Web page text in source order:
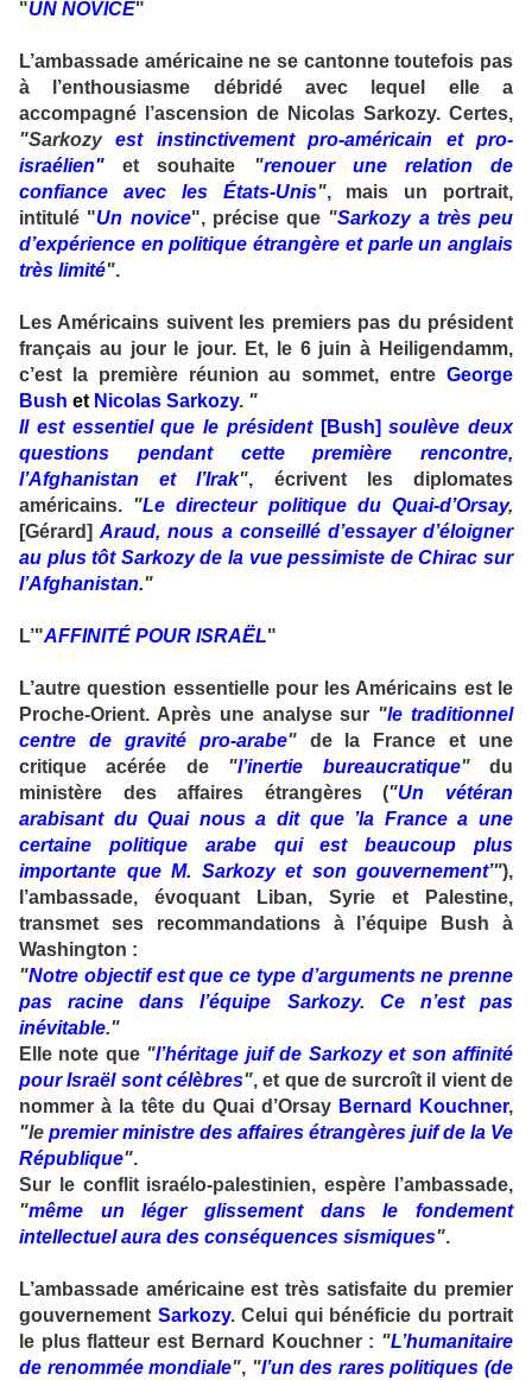
"UN NOVICE"
L’ambassade américaine ne se cantonne toutefois pas
à l’enthousiasme débridé avec lequel elle a
accompagné l’ascension de Nicolas Sarkozy. Certes,
"Sarkozyest instinctivement pro-américain et pro-
israélien" et souhaite "renouer une relation de
confiance avec les États-Unis", mais un portrait,
intitulé "Un novice", précise que "Sarkozy a très peu
d’expérience en politique étrangère et parle un anglais
très limité".
Les Américains suivent les premiers pas du président
français au jour le jour. Et, le 6 juin à Heiligendamm,
c’est la première réunion au sommet, entre George
Bush et Nicolas Sarkozy. "
Il est essentiel que le président[Bush] soulève deux
questions pendant cette première rencontre,
l’Afghanistan et l’Irak", écrivent les diplomates
américains. "Le directeur politique du Quai-d’Orsay,
[Gérard]Araud, nous a conseillé d’essayer d’éloigner
au plus tôt Sarkozy de la vue pessimiste de Chirac sur
l’Afghanistan."
L’"AFFINITÉ POUR ISRAËL"
L’autre question essentielle pour les Américains est le
Proche-Orient. Après une analyse sur "le traditionnel
centre de gravité pro-arabe"de la France et une
critique acérée de "l’inertie bureaucratique"du
ministère des affaires étrangères ("Un vétéran
arabisant du Quai nous a dit que ’la France a une
certaine politique arabe qui est beaucoup plus
importante que M. Sarkozy et son gouvernement’"),
l’ambassade, évoquant Liban, Syrie et Palestine,
transmet ses recommandations à l’équipe Bush à
Washington :
"Notre objectif est que ce type d’arguments ne prenne
pas racine dans l’équipe Sarkozy. Ce n’est pas
inévitable."
Elle note que "l’héritage juif de Sarkozy et son affinité
pour Israël sont célèbres", et que de surcroît il vient de
nommer à la tête du Quai d’Orsay Bernard Kouchner,
"le premier ministre des affaires étrangères juif de la Ve
République".
Sur le conflit israélo-palestinien, espère l’ambassade,
"même un léger glissement dans le fondement
intellectuel aura des conséquences sismiques".
L’ambassade américaine est très satisfaite du premier
gouvernement Sarkozy. Celui qui bénéficie du portrait
le plus flatteur est Bernard Kouchner : "L’humanitaire
de renommée mondiale", "l’un des rares politiques (de